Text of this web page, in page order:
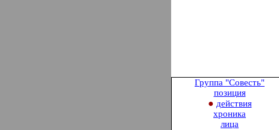
Группа "Совесть"
позиция
● действия
хроника
лица